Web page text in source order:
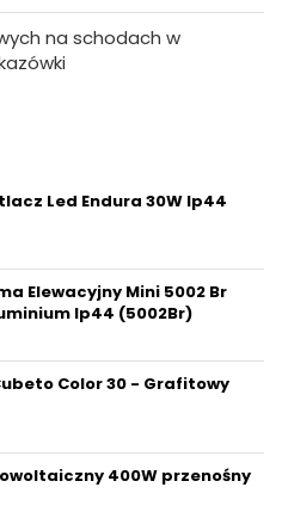
na schodach w
Led Endura 30W Ip44
Elewacyjny Mini 5002 Br
Ip44 (5002Br)
Color 30 - Grafitowy
400W przenośny